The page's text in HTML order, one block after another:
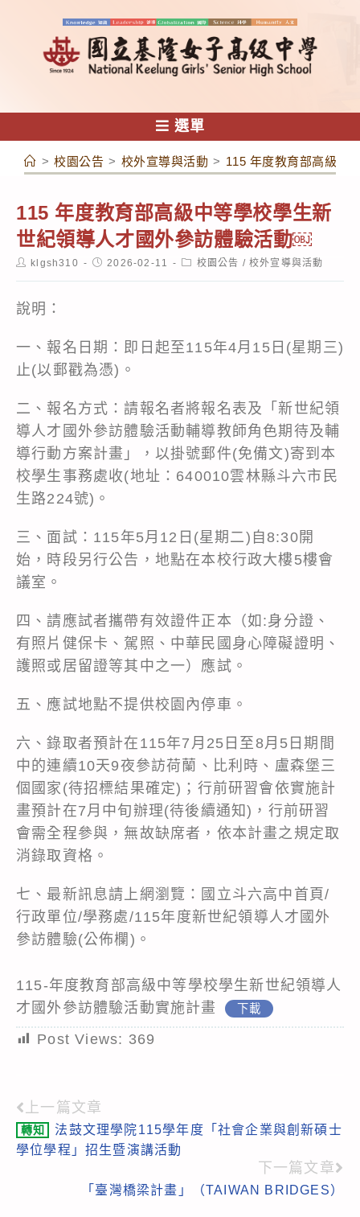
容
選單
> 校園公告 > 校外宣導與活動 > 115 年度教育部高級中
115 年度教育部高級中等學校學生新
世紀領導人才國外參訪體驗活動￼
Postklgsh310
Post2026-02-11
Post校園公告 / 校外宣導與活動
說明：
一、報名日期：即日起至115年4月15日(星期三)
止(以郵戳為憑)。
二、報名方式：請報名者將報名表及「新世紀領
導人才國外參訪體驗活動輔導教師角色期待及輔
導行動方案計畫」，以掛號郵件(免備文)寄到本
校學生事務處收(地址：640010雲林縣斗六市民
生路224號)。
三、面試：115年5月12日(星期二)自8:30開
始，時段另行公告，地點在本校行政大樓5樓會
議室。
四、請應試者攜帶有效證件正本（如:身分證、
有照片健保卡、駕照、中華民國身心障礙證明、
護照或居留證等其中之一）應試。
五、應試地點不提供校園內停車。
六、錄取者預計在115年7月25日至8月5日期間
中的連續10天9夜參訪荷蘭、比利時、盧森堡三
個國家(待招標結果確定)；行前研習會依實施計
畫預計在7月中旬辦理(待後續通知)，行前研習
會需全程參與，無故缺席者，依本計畫之規定取
消錄取資格。
七、最新訊息請上網瀏覽：國立斗六高中首頁/
行政單位/學務處/115年度新世紀領導人才國外
參訪體驗(公佈欄)。
115-年度教育部高級中等學校學生新世紀領導人
才國外參訪體驗活動實施計畫
下載
Post Views: 369
Read
more
上一篇文章
轉知
法鼓文理學院115學年度「社會企業與創新碩士
學位學程」招生暨演講活動
下一篇文章
「臺灣橋梁計畫」（TAIWAN BRIDGES）